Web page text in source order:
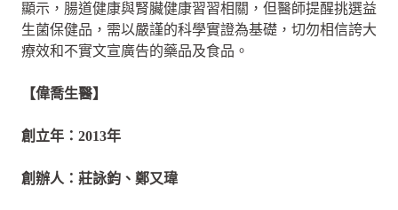
顯示，腸道健康與腎臟健康習習相關，但醫師提醒挑選益
生菌保健品，需以嚴謹的科學實證為基礎，切勿相信誇大
療效和不實文宣廣告的藥品及食品。
【偉喬生醫】
創立年：2013年
創辦人：莊詠鈞、鄭又瑋